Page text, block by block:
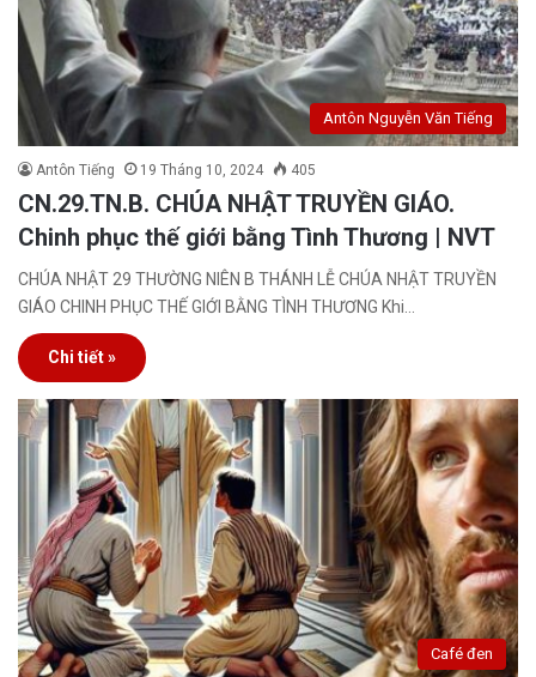
Antôn Nguyễn Văn Tiếng
Antôn Tiếng 19 Tháng 10, 2024 405
CN.29.TN.B. CHÚA NHẬT TRUYỀN GIÁO.
Chinh phục thế giới bằng Tình Thương | NVT
CHÚA NHẬT 29 THƯỜNG NIÊN B THÁNH LỄ CHÚA NHẬT TRUYỀN
GIÁO CHINH PHỤC THẾ GIỚI BẰNG TÌNH THƯƠNG Khi…
Chi tiết »
Café đen